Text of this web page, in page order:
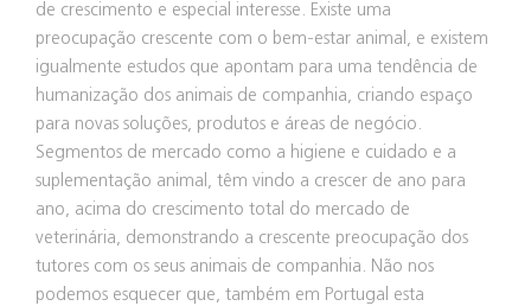
de crescimento e especial interesse. Existe uma
preocupação crescente com o bem-estar animal, e existem
igualmente estudos que apontam para uma tendência de
humanização dos animais de companhia, criando espaço
para novas soluções, produtos e áreas de negócio.
Segmentos de mercado como a higiene e cuidado e a
suplementação animal, têm vindo a crescer de ano para
ano, acima do crescimento total do mercado de
veterinária, demonstrando a crescente preocupação dos
tutores com os seus animais de companhia. Não nos
podemos esquecer que, também em Portugal esta